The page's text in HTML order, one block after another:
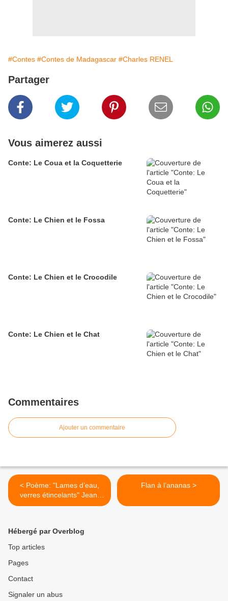
#Contes #Contes de Madagascar #Charles RENEL
Partager
Vous aimerez aussi
Conte: Le Coua et la Coquetterie
Conte: Le Chien et le Fossa
Conte: Le Chien et le Crocodile
Conte: Le Chien et le Chat
Commentaires
Ajouter un commentaire
< Poème: "Lames d’eau,
verres étincelants" Jean-
Joseph Rabearivelo
Flan à l’ananas >
Hébergé par Overblog
Top articles
Pages
Contact
Signaler un abus